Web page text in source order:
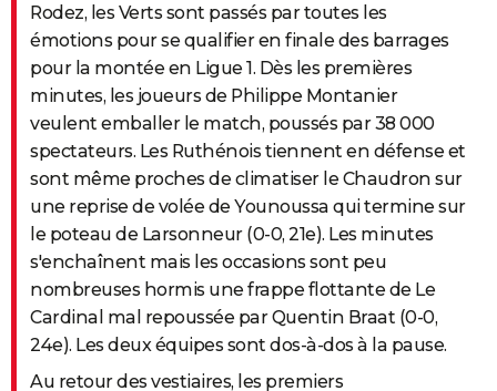
Rodez, les Verts sont passés par toutes les
émotions pour se qualifier en finale des barrages
pour la montée en Ligue 1. Dès les premières
minutes, les joueurs de Philippe Montanier
veulent emballer le match, poussés par 38 000
spectateurs. Les Ruthénois tiennent en défense et
sont même proches de climatiser le Chaudron sur
une reprise de volée de Younoussa qui termine sur
le poteau de Larsonneur (0-0, 21e). Les minutes
s'enchaînent mais les occasions sont peu
nombreuses hormis une frappe flottante de Le
Cardinal mal repoussée par Quentin Braat (0-0,
24e). Les deux équipes sont dos-à-dos à la pause.
Au retour des vestiaires, les premiers